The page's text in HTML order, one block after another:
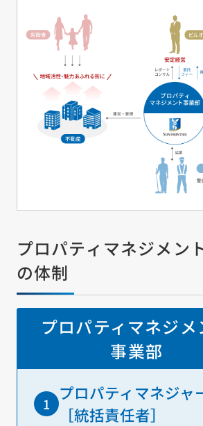
金融商品取引等に関する苦情等に
警備業標識の表示
ソーシャルメディア運用方針
サイトの使い方
サイトナビ
サイトマップ
プロパティマネジメン
の体制
プロパティマネジメ
事業部
プロパティマネジャ
［統括責任者］